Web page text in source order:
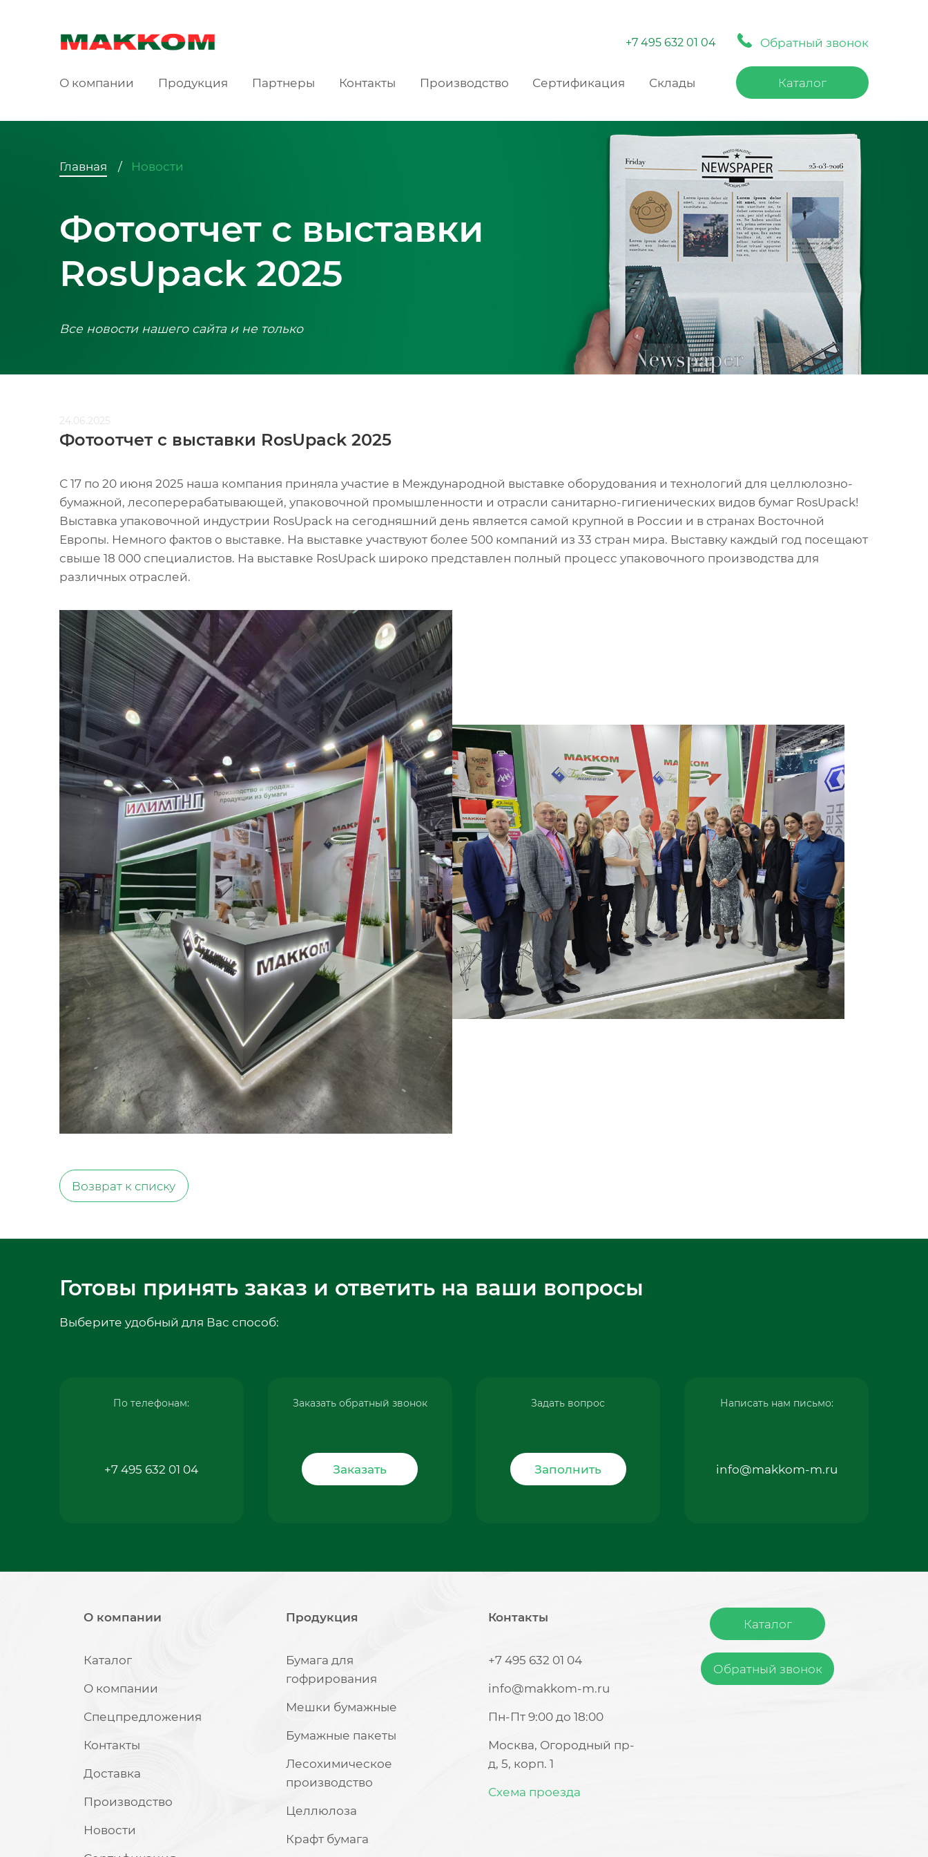
+7 495 632 01 04 Обратный звонок
О компании Продукция Партнеры Контакты Производство Сертификация Склады Каталог
Главная Новости
Фотоотчет с выставки
RosUpack 2025
Все новости нашего сайта и не только
24.06.2025
Фотоотчет с выставки RosUpack 2025
С 17 по 20 июня 2025 наша компания приняла участие в Международной выставке оборудования и технологий для целлюлозно-
бумажной, лесоперерабатывающей, упаковочной промышленности и отрасли санитарно-гигиенических видов бумаг RosUpack!
Выставка упаковочной индустрии RosUpack на сегодняшний день является самой крупной в России и в странах Восточной
Европы. Немного фактов о выставке. На выставке участвуют более 500 компаний из 33 стран мира. Выставку каждый год посещают
свыше 18 000 специалистов. На выставке RosUpack широко представлен полный процесс упаковочного производства для
различных отраслей.
Возврат к списку
Готовы принять заказ и ответить на ваши вопросы
Выберите удобный для Вас способ:
По телефонам:
+7 495 632 01 04
Заказать обратный звонок
Заказать
Задать вопрос
Заполнить
Написать нам письмо:
info@makkom-m.ru
О компании
Каталог
О компании
Спецпредложения
Контакты
Доставка
Производство
Новости
Продукция
Бумага для
гофрирования
Мешки бумажные
Бумажные пакеты
Лесохимическое
производство
Целлюлоза
Крафт бумага
Контакты
+7 495 632 01 04
info@makkom-m.ru
Пн-Пт 9:00 до 18:00
Москва, Огородный пр-
д, 5, корп. 1
Схема проезда
Каталог
Обратный звонок